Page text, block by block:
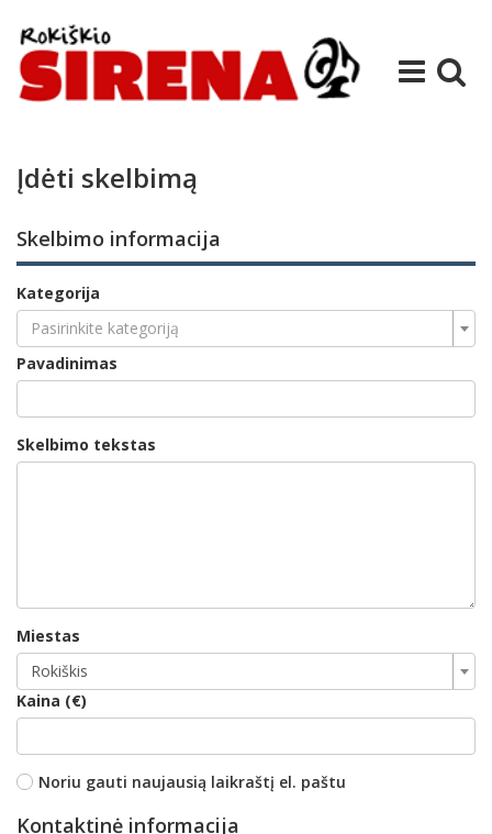
Įdėti skelbimą
Skelbimo informacija
Kategorija
Pasirinkite kategoriją
Pavadinimas
Skelbimo tekstas
Miestas
Rokiškis
Kaina (€)
Noriu gauti naujausią laikraštį el. paštu
Kontaktinė informacija